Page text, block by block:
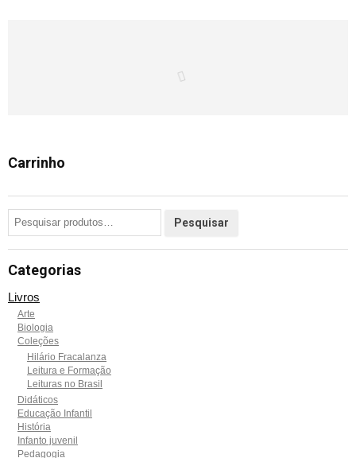
Carrinho
Categorias
Livros
Arte
Biologia
Coleções
Hilário Fracalanza
Leitura e Formação
Leituras no Brasil
Didáticos
Educação Infantil
História
Infanto juvenil
Pedagogia